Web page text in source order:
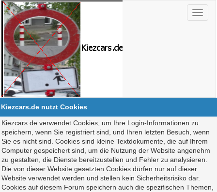
Kiezcars.de nutzt Cookies
Kiezcars.de verwendet Cookies, um Ihre Login-Informationen zu
speichern, wenn Sie registriert sind, und Ihren letzten Besuch, wenn
Sie es nicht sind. Cookies sind kleine Textdokumente, die auf Ihrem
Computer gespeichert sind, um die Nutzung der Website angenehm
zu gestalten, die Dienste bereitzustellen und Fehler zu analysieren.
Die von dieser Website gesetzten Cookies dürfen nur auf dieser
Website verwendet werden und stellen kein Sicherheitsrisiko dar.
Cookies auf diesem Forum speichern auch die spezifischen Themen,